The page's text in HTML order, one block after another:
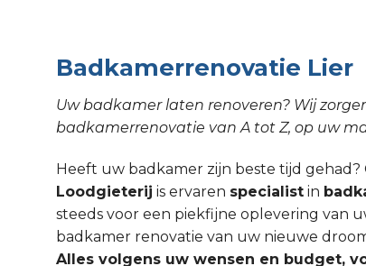
Badkamerrenovatie Lier
Uw badkamer laten renoveren? Wij
badkamerrenovatie van A tot Z, op uw
Heeft uw badkamer zijn beste tijd gehad?
Loodgieterij is ervaren specialist in
steeds voor een piekfijne oplevering van
badkamer renovatie van uw nieuwe
Alles volgens uw wensen en budget,